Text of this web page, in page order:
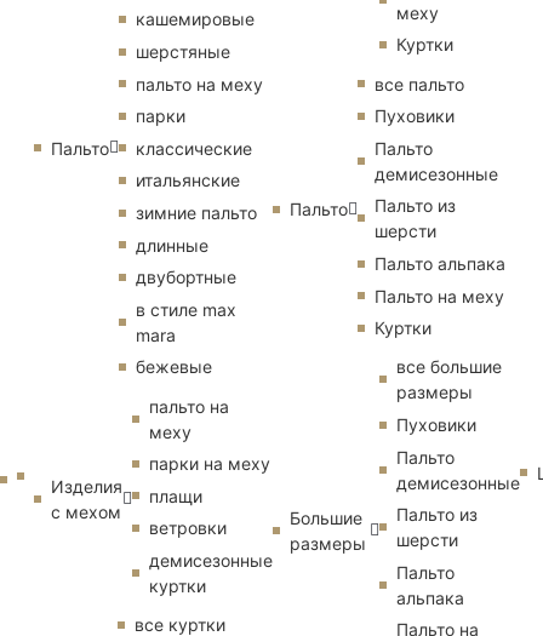
Пальто
кашемировые
шерстяные
пальто на меху
парки
классические
итальянские
зимние пальто
длинные
двубортные
в стиле max
mara
бежевые
Изделия
с мехом
пальто на
меху
парки на меху
плащи
ветровки
демисезонные
куртки
все куртки
меху
Куртки
Пальто
все пальто
Пуховики
Пальто
демисезонные
Пальто из
шерсти
Пальто альпака
Пальто на меху
Куртки
Большие
размеры
все большие
размеры
Пуховики
Пальто
демисезонные
Пальто из
шерсти
Пальто
альпака
Пальто на